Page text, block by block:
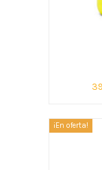
¡En oferta!